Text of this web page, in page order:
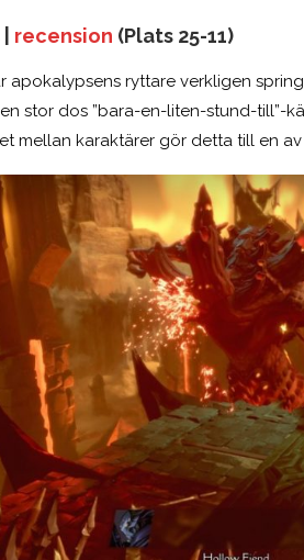
recension (Plats 25-11)
apokalypsens ryttare verkligen
stor dos ”bara-en-liten-stund-till”-
mellan karaktärer gör detta till en av